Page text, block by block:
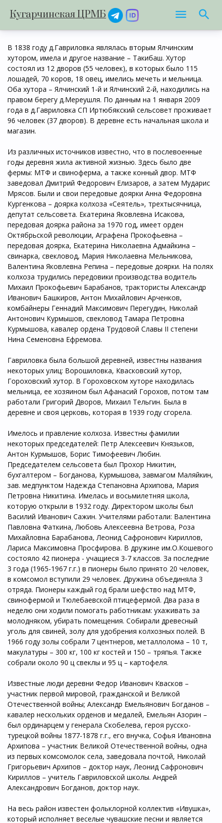
Кугарчинская ЦРМБ
В 1838 году д.Гавриловка являлась вторым Ялчинским
хутором, имела и другое название – Такибаш. Хутор
состоял из 12 дворов (55 человек), в которых было 115
лошадей, 70 коров, 18 овец, имелись мечеть и мельница.
Оба хутора – Ялчинский 1-й и Ялчинский 2-й, находились на
правом берегу д.Мереушля. По данным на 1 января 2009
года в д.Гавриловка СП Иртюбякский сельсовет проживает
96 человек (37 дворов). В деревне есть начальная школа и
магазин.
Из различных источников известно, что в послевоенные
годы деревня жила активной жизнью. Здесь было две
фермы: МТФ и свиноферма, а также конный двор. МТФ
заведовал Дмитрий Федорович Елизаров, а затем Мударис
Мрясов. Были и свои передовые доярки Анна Федоровна
Кургенкова – доярка колхоза «Сеятель», трехтысячница,
депутат сельсовета. Екатерина Яковлевна Исакова,
передовая доярка района за 1970 год, имеет орден
Октябрьской революции, Аграфена Прокофьевна –
передовая доярка, Екатерина Николаевна Адмайкина –
свинарка, свекловод, Мария Николаевна Мельникова,
Валентина Яковлевна Репина – передовые доярки. На полях
колхоза трудились передовики производства водитель
Михаил Прокофьевич Барабанов, трактористы Александр
Иванович Башкиров, Антон Михайлович Арченков,
комбайнеры Геннадий Максимович Перегудин, Николай
Антонович Курмышов, свекловод Тамара Петровна
Курмышова, кавалер ордена Трудовой Славы II степени
Нина Семеновна Ефремова.
Гавриловка была большой деревней, известны названия
некоторых улиц: Ворошиловка, Квасковский хутор,
Гороховский хутор. В Гороховском хуторе находилась
мельница, ее хозяином был Афанасий Горохов, потом там
работали Григорий Дворов, Михаил Тельгин. Была в
деревне и своя церковь, которая в 1939 году сгорела.
Имелось и правление колхоза. Известны фамилии
некоторых председателей: Петр Алексеевич Князьков,
Антон Курмышов, Борис Тимофеевич Любин.
Председателем сельсовета был Прохор Никитин,
бухгалтером – Богданова, Курмышова, завмагом Маляйкин,
зав. медпунктом Надежда Степановна Архипова, Мария
Петровна Никитина. Имелась и восьмилетняя школа,
которую открыли в 1932 году. Директором школы был
Василий Иванович Сажин. Учителями работали: Валентина
Павловна Фаткина, Любовь Алексеевна Ветрова, Роза
Михайловна Барабанова, Леонид Сафронович Кириллов,
Лариса Максимовна Просфирова. В дружине им.О.Кошевого
состояло 42 пионера - учащиеся 3-7 классов. За последние
3 года (1965-1967 г.г.) в пионеры было принято 20 человек,
в комсомол вступили 29 человек. Дружина объединяла 3
отряда. Пионеры каждый год брали шефство над МТФ,
свинофермой и Тюлебаевской птицефермой. Два раза в
неделю они ходили помогать работникам: ухаживать за
молодняком, убирать помещения. Собирали древесный
уголь для свиней, золу для удобрения колхозных полей. В
1966 году золы собрали 7 центнеров, металлолома – 10 т,
макулатуры – 300 кг, 100 кг костей и 150 – тряпья. Также
собрали около 90 ц свеклы и 95 ц – картофеля.
Известные люди деревни Федор Иванович Квасков –
участник первой мировой, гражданской и Великой
Отечественной войны; Александр Емельянович Богданов –
кавалер нескольких орденов и медалей, Емельян Азорин –
был ординарцем у генерала Скобелева, героя русско-
турецкой войны 1877-1878 г.г., его внучка, Софья Ивановна
Архипова – участник Великой Отечественной войны, одна
из первых комсомолок села, заведовала почтой, Николай
Григорьевич Архипов – доктор наук, Леонид Сафронович
Кириллов – учитель Гавриловской школы. Андрей
Александрович Богданов, доктор наук.
На весь район известен фольклорной коллектив «Ивушка»,
который исполняет веселые чувашские песни и является